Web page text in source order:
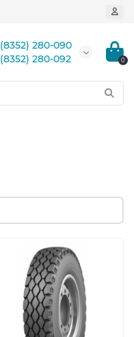
(8352) 280-090
(8352) 280-092
0